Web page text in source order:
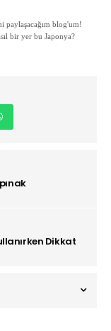
paylaşacağım blog'um!
bir yer bu Japonya?
Dikkat